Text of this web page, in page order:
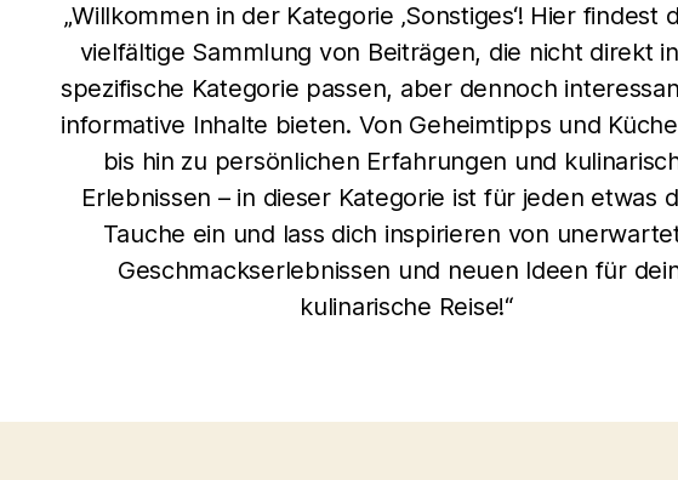
„Willkommen in der Kategorie ‚Sonstiges‘! Hier findest
vielfältige Sammlung von Beiträgen, die nicht direkt
spezifische Kategorie passen, aber dennoch
informative Inhalte bieten. Von Geheimtipps und
bis hin zu persönlichen Erfahrungen und
Erlebnissen – in dieser Kategorie ist für jeden etwas
Tauche ein und lass dich inspirieren von
Geschmackserlebnissen und neuen Ideen für
kulinarische Reise!“